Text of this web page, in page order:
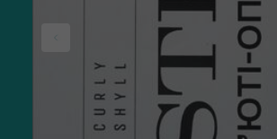
Розподіляти рівномірно масажними
активізує кровообіг і забезпечує краще
Приділяти увагу проблемним зонам.
п’яти часто потребують інтенсивного
Вибирати лосьйон за сезоном. Улітку
використовувати легкі формули з
ефектом. Узимку — живильні текстури з
що утворюють захисний бар’єр.